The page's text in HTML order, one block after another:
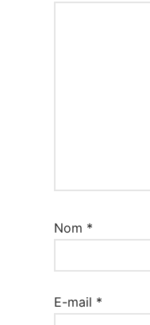
Nom *
E-mail *